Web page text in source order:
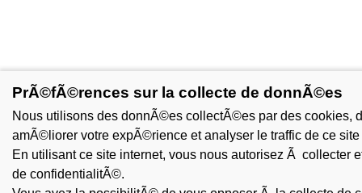
PrÃ©fÃ©rences sur la collecte de donnÃ©es
Nous utilisons des donnÃ©es collectÃ©es par des cookies,
amÃ©liorer votre expÃ©rience et analyser le traffic de ce site
En utilisant ce site internet, vous nous autorisez Ã
de confidentialitÃ©.